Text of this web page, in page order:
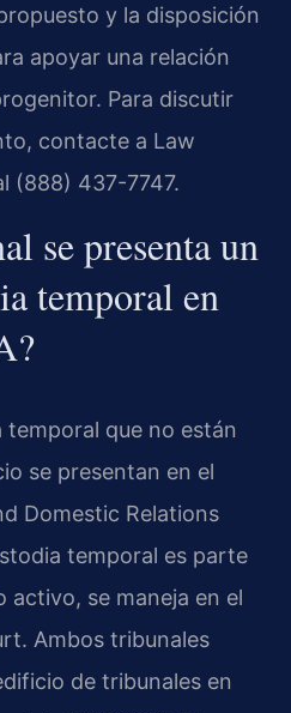
y la disposición
apoyar una relación
Para discutir
contacte a Law
(888) 437-7747.
se presenta un
temporal en
temporal que no están
se presentan en el
Domestic Relations
temporal es parte
activo, se maneja en el
. Ambos tribunales
de tribunales en